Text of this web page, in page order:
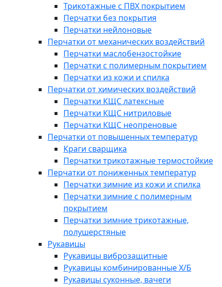
Трикотажные с ПВХ покрытием
Перчатки без покрытия
Перчатки нейлоновые
Перчатки от механических воздействий
Перчатки маслобензостойкие
Перчатки с полимерным покрытием
Перчатки из кожи и спилка
Перчатки от химических воздействий
Перчатки КЩС латексные
Перчатки КЩС нитриловые
Перчатки КЩС неопреновые
Перчатки от повышенных температур
Краги сварщика
Перчатки трикотажные термостойкие
Перчатки от пониженных температур
Перчатки зимние из кожи и спилка
Перчатки зимние с полимерным
покрытием
Перчатки зимние трикотажные,
полушерстяные
Рукавицы
Рукавицы виброзащитные
Рукавицы комбинированные Х/Б
Рукавицы суконные, вачеги